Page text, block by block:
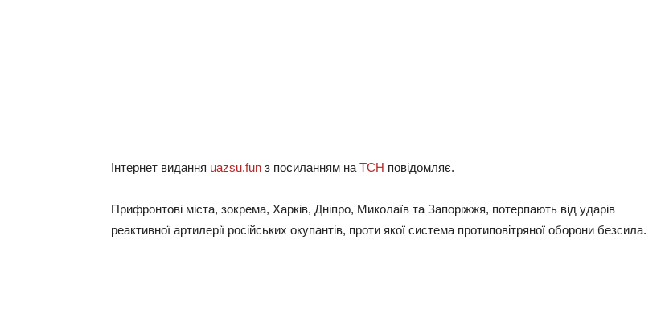
Інтернет видання uazsu.fun з посиланням на TCH повідомляє.
Прифронтові міста, зокрема, Харків, Дніпро, Миколаїв та Запоріжжя, потерпають від ударів
реактивної артилерії російських окупантів, проти якої система протиповітряної оборони безсила.